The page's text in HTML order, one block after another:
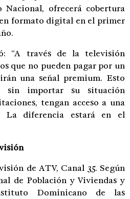
ofrecerá cobertura
formato digital en el primer
“A través de la televisión
que no pueden pagar por un
una señal premium. Esto
sin importar su situación
tengan acceso a una
La diferencia estará en el
de ATV, Canal 35. Según
de Población y Viviendas y
Dominicano de las